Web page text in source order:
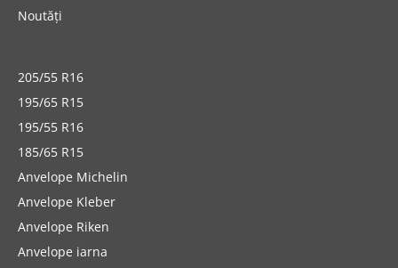
Noutăți
205/55 R16
195/65 R15
195/55 R16
185/65 R15
Anvelope Michelin
Anvelope Kleber
Anvelope Riken
Anvelope iarna